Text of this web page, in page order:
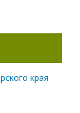
края